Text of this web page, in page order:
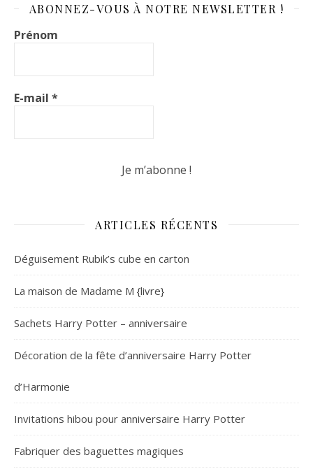
ABONNEZ-VOUS À NOTRE NEWSLETTER !
Prénom
E-mail *
ARTICLES RÉCENTS
Déguisement Rubik’s cube en carton
La maison de Madame M {livre}
Sachets Harry Potter – anniversaire
Décoration de la fête d’anniversaire Harry Potter
d’Harmonie
Invitations hibou pour anniversaire Harry Potter
Fabriquer des baguettes magiques